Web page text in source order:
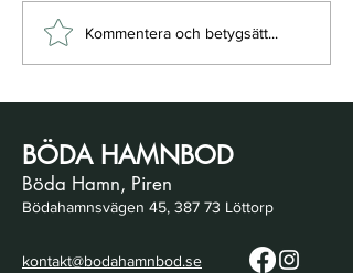
Säsongen puttrar igång
Kommentera och betygsätt...
BÖDA HAMNBOD
Böda Hamn, Piren
Bödahamnsvägen 45, 387 73 Löttorp
kontakt@bodahamnbod.se